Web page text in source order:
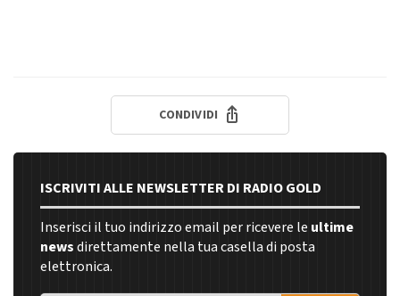
CONDIVIDI
ISCRIVITI ALLE NEWSLETTER DI RADIO GOLD
Inserisci il tuo indirizzo email per ricevere le ultime
newsdirettamente nella tua casella di posta
elettronica.